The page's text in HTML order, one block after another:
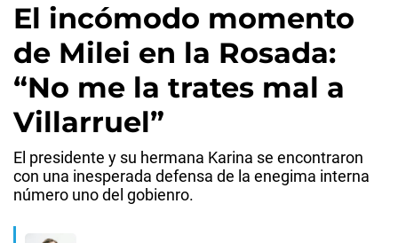
El incómodo momento
de Milei en la Rosada:
“No me la trates mal a
Villarruel”
El presidente y su hermana Karina se encontraron
con una inesperada defensa de la enegima interna
número uno del gobienro.